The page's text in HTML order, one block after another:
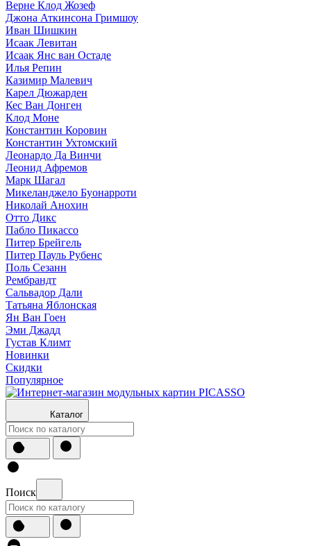
Верне Клод Жозеф
Джона Аткинсона Гримшоу
Иван Шишкин
Исаак Левитан
Исаак Янс ван Остаде
Илья Репин
Казимир Малевич
Карел Дюжарден
Кес Ван Донген
Клод Моне
Константин Коровин
Константин Ухтомский
Леонардо Да Винчи
Леонид Афремов
Марк Шагал
Микеланджело Буонарроти
Николай Анохин
Отто Дикс
Пабло Пикассо
Питер Брейгель
Питер Пауль Рубенс
Поль Сезанн
Рембрандт
Сальвадор Дали
Татьяна Яблонская
Ян Ван Гоен
Эми Джадд
Густав Климт
Новинки
Скидки
Популярное
Каталог
Поиск